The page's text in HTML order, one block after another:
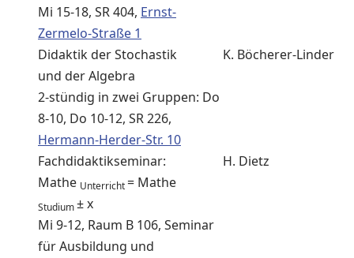
Mi 15-18, SR 404, Ernst-
Zermelo-Straße 1
Didaktik der Stochastik
und der Algebra
K. Böcherer-Linder
2-stündig in zwei Gruppen: Do
8-10, Do 10-12, SR 226,
Hermann-Herder-Str. 10
Fachdidaktikseminar:
Mathe Unterricht= Mathe
Studium± x
H. Dietz
Mi 9-12, Raum B 106, Seminar
für Ausbildung und